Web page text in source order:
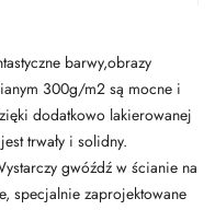
barwy,obrazy
300g/m2 są mocne i
dodatkowo lakierowanej
trwały i solidny.
gwóźdź w ścianie na
specjalnie zaprojektowane